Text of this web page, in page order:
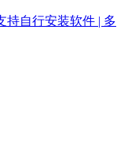
持自行安装软件 | 多